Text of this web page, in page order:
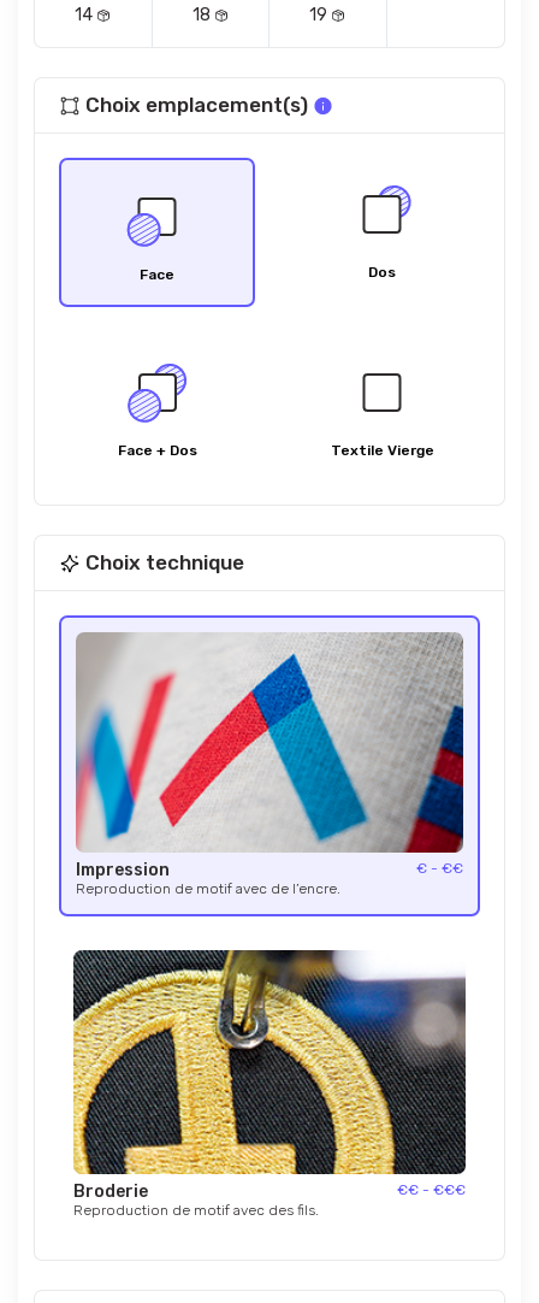
14
18
19
Choix emplacement(s)
Face Dos
Face + Dos Textile Vierge
Choix technique
Impression
€ - €€
Reproduction de motif avec de l’encre.
Broderie
€€ - €€€
Reproduction de motif avec des fils.